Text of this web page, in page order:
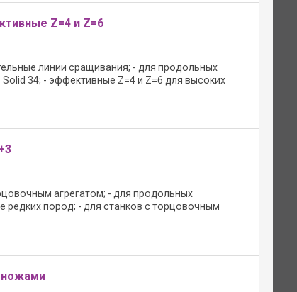
Z=4 и Z=6
линии сращивания; - для продольных
34; - эффективные Z=4 и Z=6 для высоких
агрегатом; - для продольных
редких пород; - для станков с торцовочным
ножами